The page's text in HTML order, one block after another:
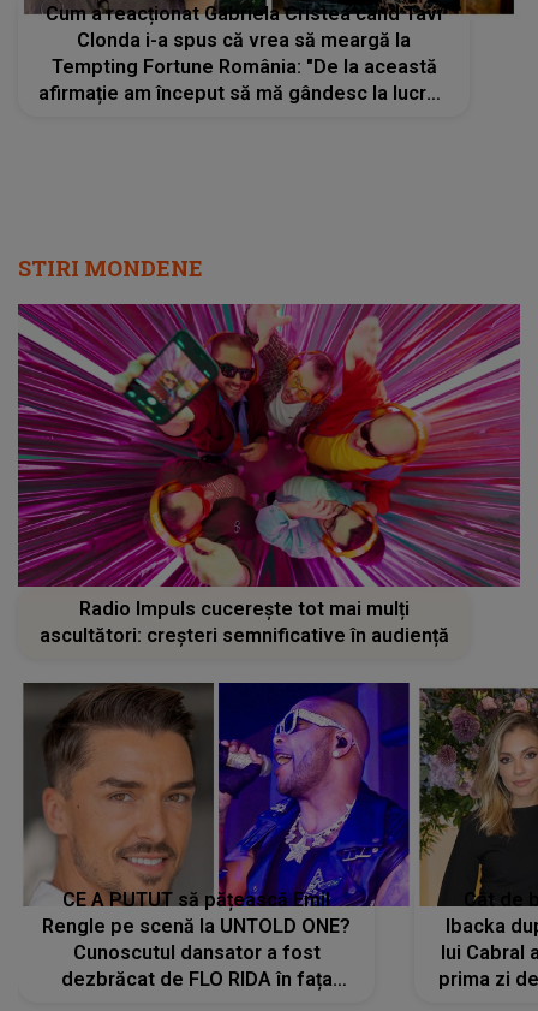
Cum a reacționat Gabriela Cristea când Tavi
Clonda i-a spus că vrea să meargă la
Tempting Fortune România: "De la această
afirmație am început să mă gândesc la lucruri
STIRI MONDENE
Radio Impuls cucerește tot mai mulți
ascultători: creșteri semnificative în audiență
CE A PUTUT să pățească Emil
Rengle pe scenă la UNTOLD ONE?
Cunoscutul dansator a fost
dezbrăcat de FLO RIDA în fața
Cât de
Ibacka
lui Cabral
prima zi